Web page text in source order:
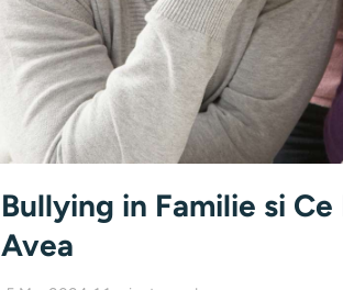
Bullying in Familie si
Avea